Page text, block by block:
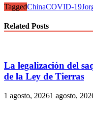
TaggedChinaCOVID-19
Related Posts
La legalización del
de la Ley de Tierras
1 agosto, 20261 agosto,